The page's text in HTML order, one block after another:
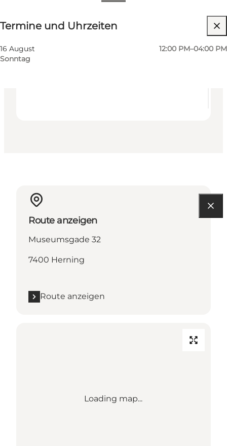
Termine und Uhrzeiten
Termine und Uhrzeiten
16 August
Sonntag
12:00 PM–04:00 PM
Kostenlos
Route anzeigen
Museumsgade 32
7400 Herning
Route anzeigen
Loading map...